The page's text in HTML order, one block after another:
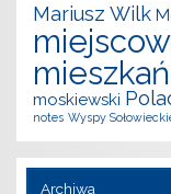
Mariusz Wilk
moskiewski
notes Wyspy
Archiwa